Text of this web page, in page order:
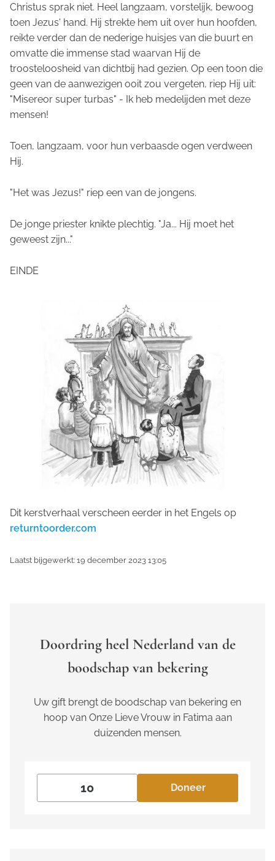
Christus sprak niet. Heel langzaam, vorstelijk, bewoog
toen Jezus' hand. Hij strekte hem uit over hun hoofden,
reikte verder dan de nederige huisjes van die buurt en
omvatte die immense stad waarvan Hij de
troosteloosheid van dichtbij had gezien. Op een toon die
geen van de aanwezigen ooit zou vergeten, riep Hij uit:
"Misereor super turbas" - Ik heb medelijden met deze
mensen!
Toen, langzaam, voor hun verbaasde ogen verdween
Hij.
"Het was Jezus!" riep een van de jongens.
De jonge priester knikte plechtig. "Ja... Hij moet het
geweest zijn..."
EINDE
Dit kerstverhaal verscheen eerder in het Engels op
returntoorder.com
Laatst bijgewerkt: 19 december 2023 13:05
Doordring heel Nederland van de
boodschap van bekering
Uw gift brengt de boodschap van bekering en
hoop van Onze Lieve Vrouw in Fatima aan
duizenden mensen.
Doneer